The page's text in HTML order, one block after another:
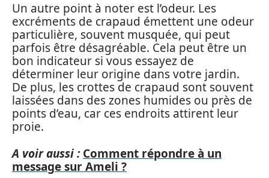
Un autre point à noter est l’odeur. Les
excréments de crapaud émettent une odeur
particulière, souvent musquée, qui peut
parfois être désagréable. Cela peut être un
bon indicateur si vous essayez de
déterminer leur origine dans votre jardin.
De plus, les crottes de crapaud sont souvent
laissées dans des zones humides ou près de
points d’eau, car ces endroits attirent leur
proie.
A voir aussi : Comment répondre à un
message sur Ameli ?